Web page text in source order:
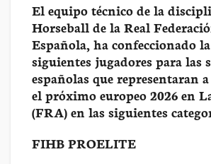
El equipo técnico de la
Horseball de la Real
Española, ha confeccionado
siguientes jugadores para las
españolas que representaran
el próximo europeo 2026 en
(FRA) en las siguientes
FIHB PROELITE